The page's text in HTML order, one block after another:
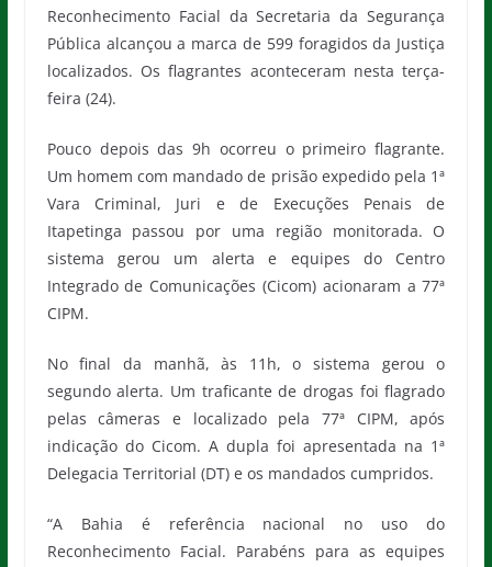
Reconhecimento Facial da Secretaria da Segurança
Pública alcançou a marca de 599 foragidos da Justiça
localizados. Os flagrantes aconteceram nesta terça-
feira (24).
Pouco depois das 9h ocorreu o primeiro flagrante.
Um homem com mandado de prisão expedido pela 1ª
Vara Criminal, Juri e de Execuções Penais de
Itapetinga passou por uma região monitorada. O
sistema gerou um alerta e equipes do Centro
Integrado de Comunicações (Cicom) acionaram a 77ª
CIPM.
No final da manhã, às 11h, o sistema gerou o
segundo alerta. Um traficante de drogas foi flagrado
pelas câmeras e localizado pela 77ª CIPM, após
indicação do Cicom. A dupla foi apresentada na 1ª
Delegacia Territorial (DT) e os mandados cumpridos.
“A Bahia é referência nacional no uso do
Reconhecimento Facial. Parabéns para as equipes